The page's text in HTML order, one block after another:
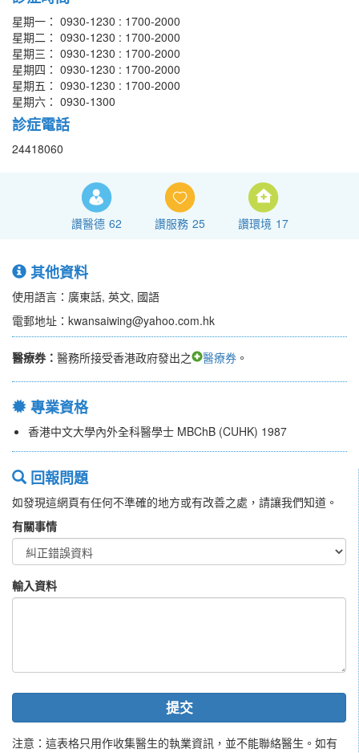
星期一： 0930-1230 : 1700-2000
星期二： 0930-1230 : 1700-2000
星期三： 0930-1230 : 1700-2000
星期四： 0930-1230 : 1700-2000
星期五： 0930-1230 : 1700-2000
星期六： 0930-1300
診症電話
24418060
讚醫德 62 讚服務 25 讚環境 17
其他資料
使用語言：廣東話, 英文, 國語
電郵地址：kwansaiwing@yahoo.com.hk
醫療券： 醫務所接受香港政府發出之 醫療券 。
專業資格
香港中文大學內外全科醫學士 MBChB (CUHK) 1987
回報問題
如發現這網頁有任何不準確的地方或有改善之處，請讓我們知道。
有關事情
輸入資料
提交
注意：這表格只用作收集醫生的執業資訊，並不能聯絡醫生。如有